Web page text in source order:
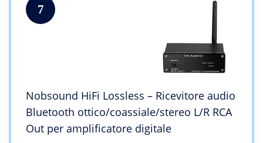
7
Nobsound HiFi Lossless – Ricevitore audio
Bluetooth ottico/coassiale/stereo L/R RCA
Out per amplificatore digitale